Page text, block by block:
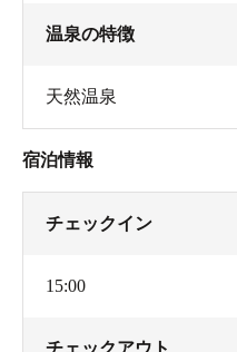
温泉の特徴
天然温泉
宿泊情報
チェックイン
15:00